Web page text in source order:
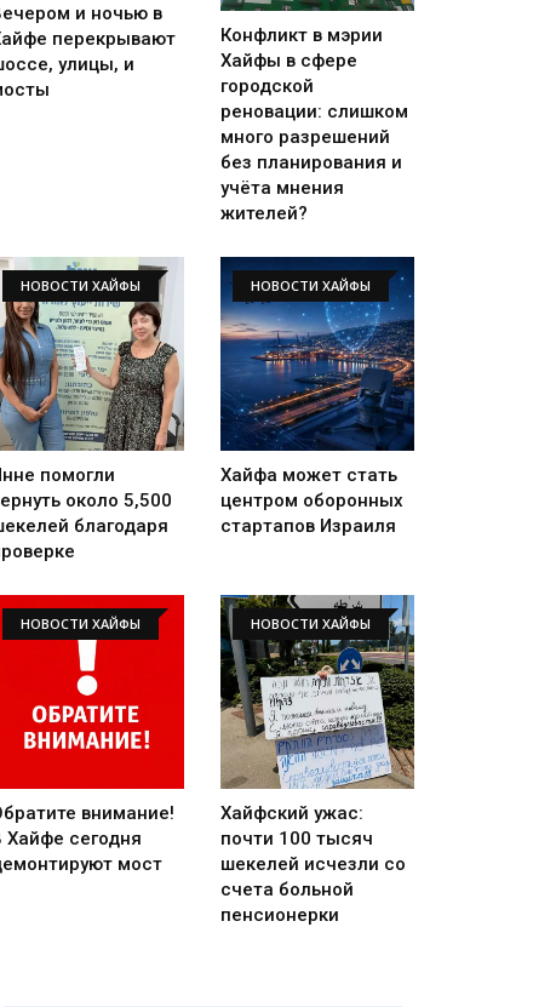
и ночью в
перекрывают
улицы, и
Конфликт в мэрии
Хайфы в сфере
городской
реновации: слишком
много разрешений
без планирования и
учёта мнения
жителей?
НОВОСТИ ХАЙФЫ
помогли
около 5,500
благодаря
НОВОСТИ ХАЙФЫ
Хайфа может стать
центром оборонных
стартапов Израиля
НОВОСТИ ХАЙФЫ
внимание!
Хайфе сегодня
мост
НОВОСТИ ХАЙФЫ
Хайфский ужас:
почти 100 тысяч
шекелей исчезли со
счета больной
пенсионерки